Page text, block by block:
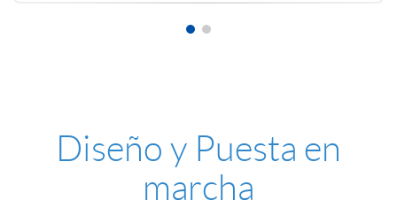
Diseño y Puesta en
marcha